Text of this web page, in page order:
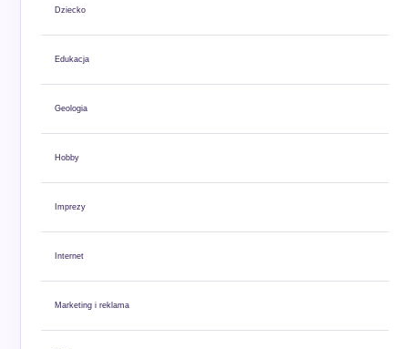
Dziecko
Edukacja
Geologia
Hobby
Imprezy
Internet
Marketing i reklama